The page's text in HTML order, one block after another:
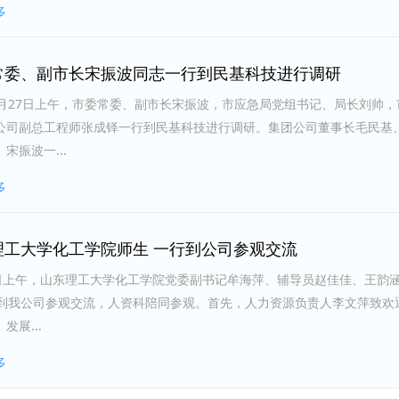
、副市长宋振波同志一行到民基科技进行调研
上午，市委常委、副市长宋振波，市应急局党组书记、局长刘帅，
司副总工程师张成铎一行到民基科技进行调研。集团公司董事长毛民基
振波一...
大学化工学院师生 一行到公司参观交流
午，山东理工大学化工学院党委副书记牟海萍、辅导员赵佳佳、王韵
我公司参观交流，人资科陪同参观。首先，人力资源负责人李文萍致
发展...